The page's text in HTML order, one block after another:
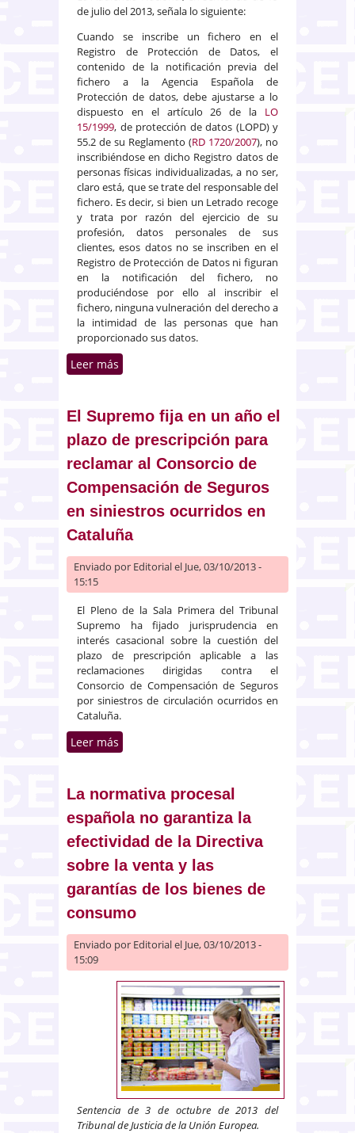
de julio del 2013, señala lo siguiente:
Cuando se inscribe un fichero en el
Registro de Protección de Datos, el
contenido de la notificación previa del
fichero a la Agencia Española de
Protección de datos, debe ajustarse a lo
dispuesto en el artículo 26 de la LO
15/1999, de protección de datos (LOPD) y
55.2 de su Reglamento (RD 1720/2007), no
inscribiéndose en dicho Registro datos de
personas físicas individualizadas, a no ser,
claro está, que se trate del responsable del
fichero. Es decir, si bien un Letrado recoge
y trata por razón del ejercicio de su
profesión, datos personales de sus
clientes, esos datos no se inscriben en el
Registro de Protección de Datos ni figuran
en la notificación del fichero, no
produciéndose por ello al inscribir el
fichero, ninguna vulneración del derecho a
la intimidad de las personas que han
proporcionado sus datos.
Leer más
El Supremo fija en un año el
plazo de prescripción para
reclamar al Consorcio de
Compensación de Seguros
en siniestros ocurridos en
Cataluña
Enviado por Editorialel Jue, 03/10/2013 -
15:15
El Pleno de la Sala Primera del Tribunal
Supremo ha fijado jurisprudencia en
interés casacional sobre la cuestión del
plazo de prescripción aplicable a las
reclamaciones dirigidas contra el
Consorcio de Compensación de Seguros
por siniestros de circulación ocurridos en
Cataluña.
Leer más
Compensación de Seguros en
siniestros ocurridos en Cataluña
La normativa procesal
española no garantiza la
efectividad de la Directiva
sobre la venta y las
garantías de los bienes de
consumo
Enviado por Editorialel Jue, 03/10/2013 -
15:09
Sentencia de 3 de octubre de 2013 del
Tribunal de Justicia de la Unión Europea.